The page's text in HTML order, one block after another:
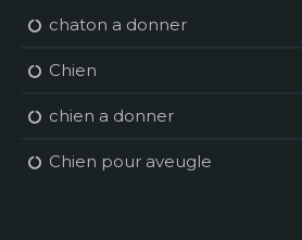
chaton a donner
Chien
chien a donner
Chien pour aveugle